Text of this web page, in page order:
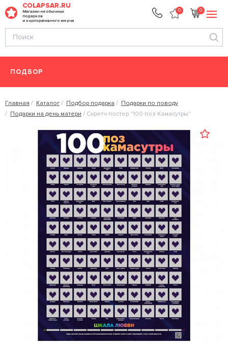
COLAPSAR.RU
Магазин необычных
подарков
и корпоративного мерча
0 0
ПОДБОР
Главная Каталог Подбор подарка
Подарки по поводу
Подарки на день матери
Скретч постер "100 поз Камасутры"